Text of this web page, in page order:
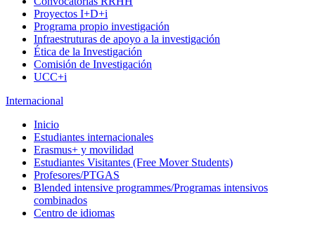
Proyectos I+D+i
Programa propio investigación
Infraestruturas de apoyo a la investigación
Ética de la Investigación
Comisión de Investigación
UCC+i
Internacional
Inicio
Estudiantes internacionales
Erasmus+ y movilidad
Estudiantes Visitantes (Free Mover Students)
Profesores/PTGAS
Blended intensive programmes/Programas intensivos
combinados
Centro de idiomas